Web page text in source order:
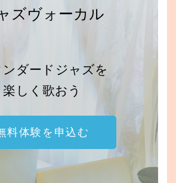
ズヴォーカル
ンダードジャズを
楽しく歌おう
料体験を申込む